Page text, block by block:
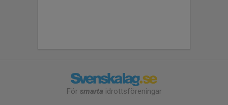
För smarta idrottsföreningar